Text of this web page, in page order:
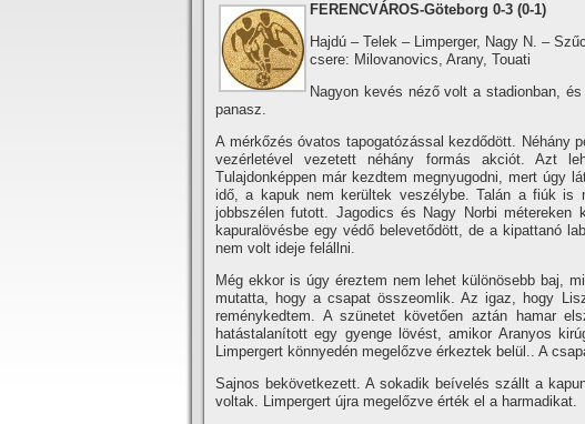
FERENCVÁROS-Göteborg 0-3 (0-1)
Hajdú – Telek – Limperger, Nagy N. –
csere: Milovanovics, Arany, Touati
Nagyon kevés néző volt a stadionban,
panasz.
A mérkőzés óvatos tapogatózással kezdődött. Néhány
vezérletével vezetett néhány formás akciót. Azt
Tulajdonképpen már kezdtem megnyugodni, mert úgy
idő, a kapuk nem kerültek veszélybe. Talán a fiúk
jobbszélen futott. Jagodics és Nagy Norbi métereken
kapuralövésbe egy védő belevetődött, de a kipattanó
nem volt ideje felállni.
Még ekkor is úgy éreztem nem lehet különösebb baj,
mutatta, hogy a csapat összeomlik. Az igaz, hogy
reménykedtem. A szünetet követően aztán hamar
hatástalaní­tott egy gyenge lövést, amikor Aranyos
Limpergert könnyedén megelőzve érkeztek belül.. A
Sajnos bekövetkezett. A sokadik beí­velés szállt a
voltak. Limpergert újra megelőzve érték el a harmadikat.